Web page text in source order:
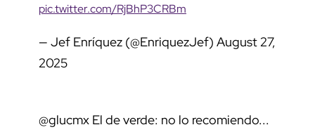
pic.twitter.com/RjBhP3CRBm
— Jef Enríquez (@EnriquezJef) August 27,
2025
@glucmx El de verde: no lo recomiendo...